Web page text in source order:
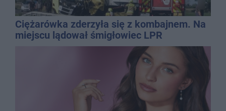
Ciężarówka zderzyła się z kombajnem. Na
miejscu lądował śmigłowiec LPR